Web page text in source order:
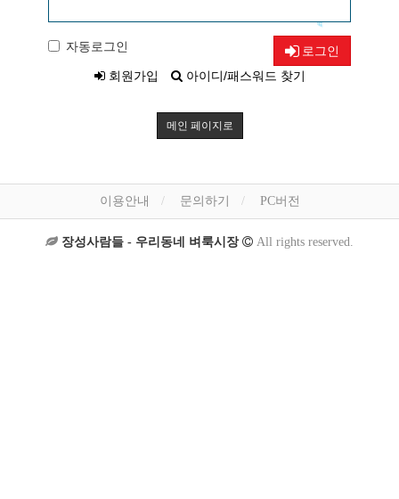
자동로그인
로그인
회원가입
아이디/패스워드 찾기
메인 페이지로
이용안내 문의하기 PC버전
장성사람들 - 우리동네 벼룩시장 All rights reserved.